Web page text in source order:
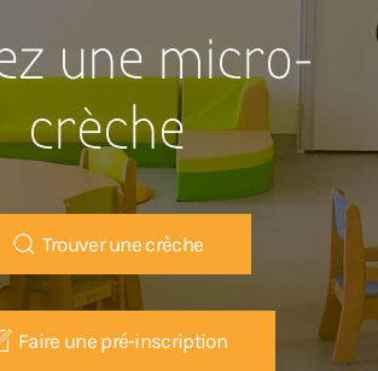
une micro-
crèche
Trouver une crèche
Faire une pré-inscription